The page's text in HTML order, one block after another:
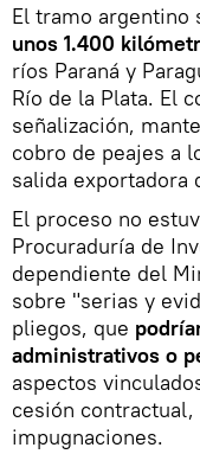
El tramo argentino
unos 1.400
ríos Paraná y
Río de la Plata. El
señalización,
cobro de peajes a
salida exportadora
El proceso no
Procuraduría de
dependiente del
sobre "serias y
pliegos, que
administrativos o
aspectos
cesión
impugnaciones.